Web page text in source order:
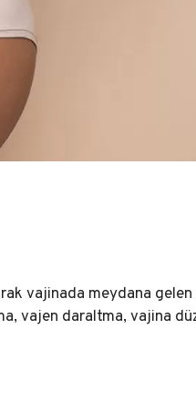
vajinada meydana
vajen daraltma, vajina